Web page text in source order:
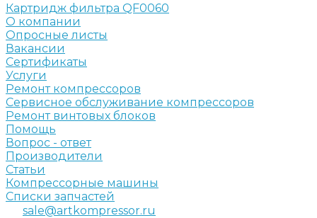
Картридж фильтра QF0060
О компании
Опросные листы
Вакансии
Сертификаты
Услуги
Ремонт компрессоров
Сервисное обслуживание компрессоров
Ремонт винтовых блоков
Помощь
Вопрос - ответ
Производители
Статьи
Компрессорные машины
Списки запчастей
sale@artkompressor.ru